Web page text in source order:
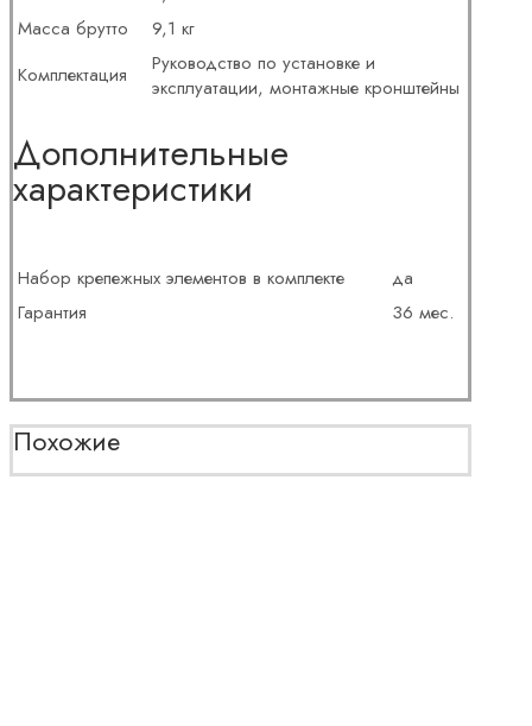
Масса брутто
9,1 кг
Комплектация
Руководство по установке и
эксплуатации, монтажные кронштейны
Дополнительные
характеристики
Набор крепежных элементов в комплекте
да
Гарантия
36 мес.
Похожие